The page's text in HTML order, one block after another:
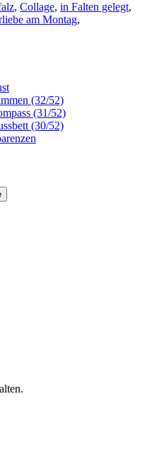
, Collage, in Falten gelegt,
am Montag,
(32/52)
(31/52)
(30/52)